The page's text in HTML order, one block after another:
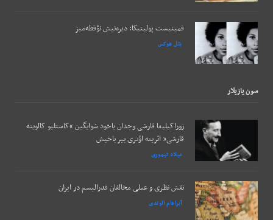
فمینیست پولیتیکا: دیره‌نیش نؤقطه‌میز
بئل هوکس
سون يازيلار
زوراکیلیغا قارشی وجدان یاخود شوایگین “کاستلیو کالوینه
قارشی” اثرینه اؤتری بیر باخیش
میلاد تیموری
نقش نظری و عملی مخالفان فدرالیسم در ایران
آبراهام الوندی